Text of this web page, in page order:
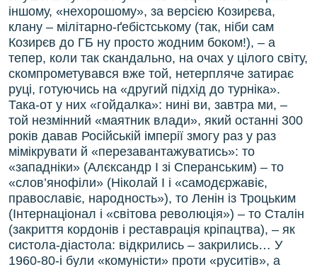
іншому, «нехорошому», за версією Козирєва,
клану – мілітарно-ґебістському (так, ніби сам
Козирєв до ГБ ну просто жодним боком!), – а
тепер, коли так скандально, на очах у цілого світу,
скомпрометувався вже той, нетерпляче затирає
руці, готуючись на «другий підхід до турніка».
Така-от у них «гойдалка»: нині ви, завтра ми, –
той незмінний «маятник влади», який останні 300
років давав Російській імперії змогу раз у раз
мімікрувати й «перезавантажуватись»: то
«западніки» (Алєксандр І зі Сперанським) – то
«слов’янофіли» (Ніколай І і «самодєржавіє,
православіє, народность»), то Ленін із Троцьким
(Інтернаціонал і «світова революція») – то Сталін
(закриття кордонів і реставрація кріпацтва), – як
систола-діастола: відкрились – закрились… У
1960-80-і були «комуністи» проти «руситів», а